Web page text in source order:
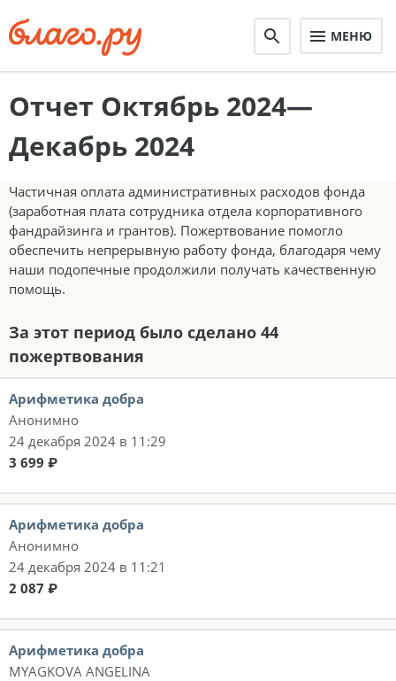
МЕНЮ
Отчет Октябрь 2024—
Декабрь 2024
Частичная оплата административных расходов фонда
(заработная плата сотрудника отдела корпоративного
фандрайзинга и грантов). Пожертвование помогло
обеспечить непрерывную работу фонда, благодаря чему
наши подопечные продолжили получать качественную
помощь.
За этот период было сделано 44
пожертвования
Арифметика добра
Анонимно
24 декабря 2024 в 11:29
3 699 ₽
Арифметика добра
Анонимно
24 декабря 2024 в 11:21
2 087 ₽
Арифметика добра
MYAGKOVA ANGELINA